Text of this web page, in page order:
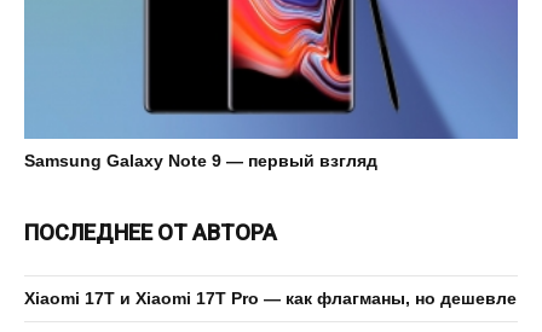
Samsung Galaxy Note 9 — первый взгляд
ПОСЛЕДНЕЕ ОТ АВТОРА
Xiaomi 17T и Xiaomi 17T Pro — как флагманы, но дешевле